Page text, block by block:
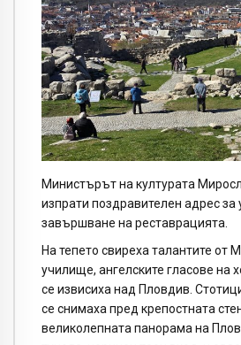
Министърът на културата
изпрати поздравителен адрес за
завършване на реставрацията.
На тепето свиреха талантите от
училище, ангелските гласове на
се извисиха над Пловдив.
се снимаха пред крепостната
великолепната панорама на